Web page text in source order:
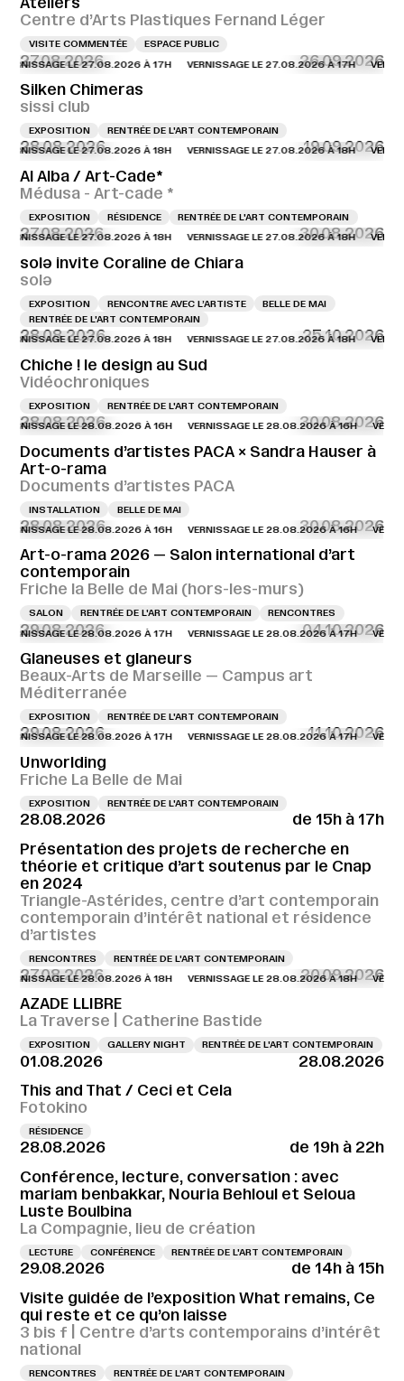
Centre d’Arts Plastiques Fernand Léger
VISITE COMMENTÉE ESPACE PUBLIC
27.08.2026 26.09.2026
LE 27.08.2026 À 17H VERNISSAGE LE 27.08.2026 À 17H
Silken Chimeras
sissi club
EXPOSITION RENTRÉE DE L'ART CONTEMPORAIN
28.08.2026 19.09.2026
LE 27.08.2026 À 18H VERNISSAGE LE 27.08.2026 À 18H
Al Alba / Art-Cade*
Médusa - Art-cade *
EXPOSITION RÉSIDENCE RENTRÉE DE L'ART CONTEMPORAIN
27.08.2026 30.08.2026
LE 27.08.2026 À 18H VERNISSAGE LE 27.08.2026 À 18H
solə invite Coraline de Chiara
solə
EXPOSITION RENCONTRE AVEC L’ARTISTE
BELLE DE MAI
RENTRÉE DE L'ART CONTEMPORAIN
28.08.2026 25.10.2026
LE 27.08.2026 À 18H VERNISSAGE LE 27.08.2026 À 18H
Chiche ! le design au Sud
Vidéochroniques
EXPOSITION RENTRÉE DE L'ART CONTEMPORAIN
28.08.2026 30.08.2026
LE 28.08.2026 À 16H VERNISSAGE LE 28.08.2026 À 16H
Documents d’artistes PACA × Sandra Hauser à
Art-o-rama
Documents d’artistes PACA
INSTALLATION BELLE DE MAI
28.08.2026 30.08.2026
LE 28.08.2026 À 16H VERNISSAGE LE 28.08.2026 À 16H
Art-o-rama 2026 — Salon international d’art
contemporain
Friche la Belle de Mai (hors-les-murs)
SALON RENTRÉE DE L'ART CONTEMPORAIN RENCONTRES
29.08.2026 04.10.2026
LE 28.08.2026 À 17H VERNISSAGE LE 28.08.2026 À 17H
Glaneuses et glaneurs
Beaux-Arts de Marseille — Campus art
Méditerranée
EXPOSITION RENTRÉE DE L'ART CONTEMPORAIN
29.08.2026 11.10.2026
LE 28.08.2026 À 17H VERNISSAGE LE 28.08.2026 À 17H
Unworlding
Friche La Belle de Mai
EXPOSITION RENTRÉE DE L'ART CONTEMPORAIN
28.08.2026
de 15h à 17h
Présentation des projets de recherche en
théorie et critique d’art soutenus par le Cnap
en 2024
Triangle-Astérides, centre d’art contemporain
contemporain d’intérêt national et résidence
d’artistes
RENCONTRES RENTRÉE DE L'ART CONTEMPORAIN
27.08.2026 20.09.2026
LE 28.08.2026 À 18H VERNISSAGE LE 28.08.2026 À 18H
AZADE LLIBRE
La Traverse | Catherine Bastide
EXPOSITION GALLERY NIGHT RENTRÉE DE L'ART CONTEMPORAIN
01.08.2026
28.08.2026
This and That / Ceci et Cela
Fotokino
RÉSIDENCE
28.08.2026
de 19h à 22h
Conférence, lecture, conversation : avec
mariam benbakkar, Nouria Behloul et Seloua
Luste Boulbina
La Compagnie, lieu de création
LECTURE CONFÉRENCE RENTRÉE DE L'ART CONTEMPORAIN
29.08.2026
de 14h à 15h
Visite guidée de l’exposition What remains, Ce
qui reste et ce qu’on laisse
3 bis f | Centre d’arts contemporains d’intérêt
national
RENCONTRES RENTRÉE DE L'ART CONTEMPORAIN